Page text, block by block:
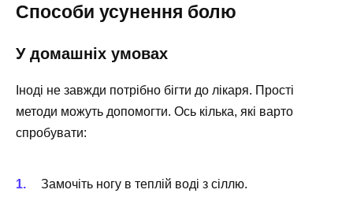
Способи усунення болю
У домашніх умовах
Іноді не завжди потрібно бігти до лікаря. Прості
методи можуть допомогти. Ось кілька, які варто
спробувати:
Замочіть ногу в теплій воді з сіллю.